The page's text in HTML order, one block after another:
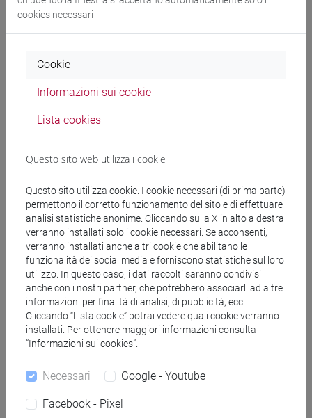
Master e alta formazione in lingua
Ca’ Foscari Challenge School è una scuola di alta
formazione executive che si rivolge a neolaureati,
professionisti, imprese e Pubbliche Amministrazioni,
offrendo conoscenze specifiche e professionalizzanti.
Challenge School
cookies necessari
Cookie
Informazioni sui cookie
Lista cookies
Questo sito web utilizza i cookie
Questo sito utilizza cookie. I cookie necessari (di prima parte)
permettono il corretto funzionamento del sito e di effettuare
analisi statistiche anonime. Cliccando sulla X in alto a destra
verranno installati solo i cookie necessari. Se acconsenti,
verranno installati anche altri cookie che abilitano le
funzionalità dei social media e forniscono statistiche sul loro
utilizzo. In questo caso, i dati raccolti saranno condivisi
anche con i nostri partner, che potrebbero associarli ad altre
informazioni per finalità di analisi, di pubblicità, ecc.
Cliccando “Lista cookie” potrai vedere quali cookie verranno
installati. Per ottenere maggiori informazioni consulta
“Informazioni sui cookies”.
Necessari Google - Youtube
Facebook - Pixel